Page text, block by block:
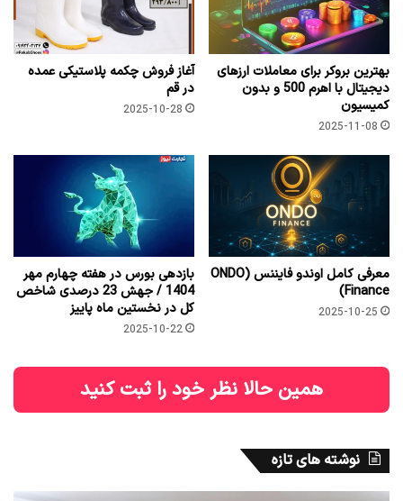
بهترین بروکر برای معاملات ارزهای
دیجیتال با اهرم 500 و بدون
کمیسیون
2025-11-08
آغاز فروش چکمه پلاستیکی عمده
در قم
2025-10-28
معرفی کامل اوندو فایننس (ONDO
Finance)
2025-10-25
بازدهی بورس در هفته چهارم مهر
1404 / جهش 23 درصدی شاخص
کل در نخستین ماه پاییز
2025-10-22
همین حالا نظر خود را ثبت کنید
نوشته های تازه